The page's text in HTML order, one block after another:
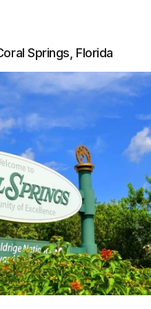
Springs, Florida